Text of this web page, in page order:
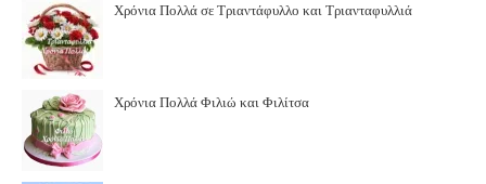
Χρόνια Πολλά σε Τριαντάφυλλο και Τριανταφυλλιά
Χρόνια Πολλά Φιλιώ και Φιλίτσα